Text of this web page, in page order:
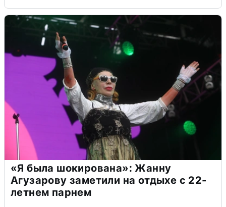
«Я была шокирована»: Жанну
Агузарову заметили на отдыхе с 22-
летнем парнем